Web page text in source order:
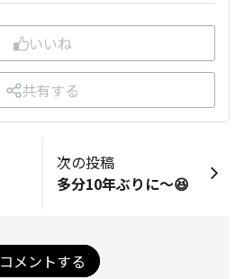
いいね
共有する
次の投稿
多分10年ぶりに～😆
コメントする